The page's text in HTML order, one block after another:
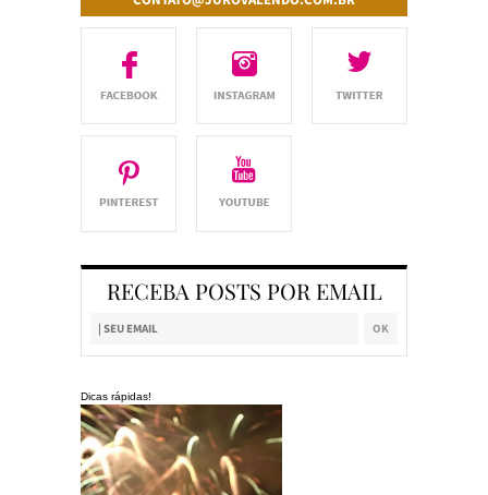
RECEBA POSTS POR EMAIL
Dicas rápidas!